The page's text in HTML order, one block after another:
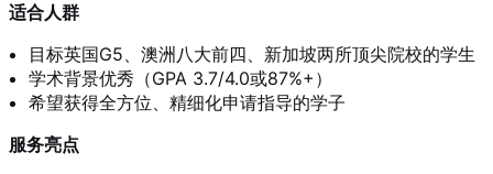
适合人群
目标英国G5、澳洲八大前四、新加坡两所顶尖院校的学生
学术背景优秀（GPA 3.7/4.0或87%+）
希望获得全方位、精细化申请指导的学子
服务亮点